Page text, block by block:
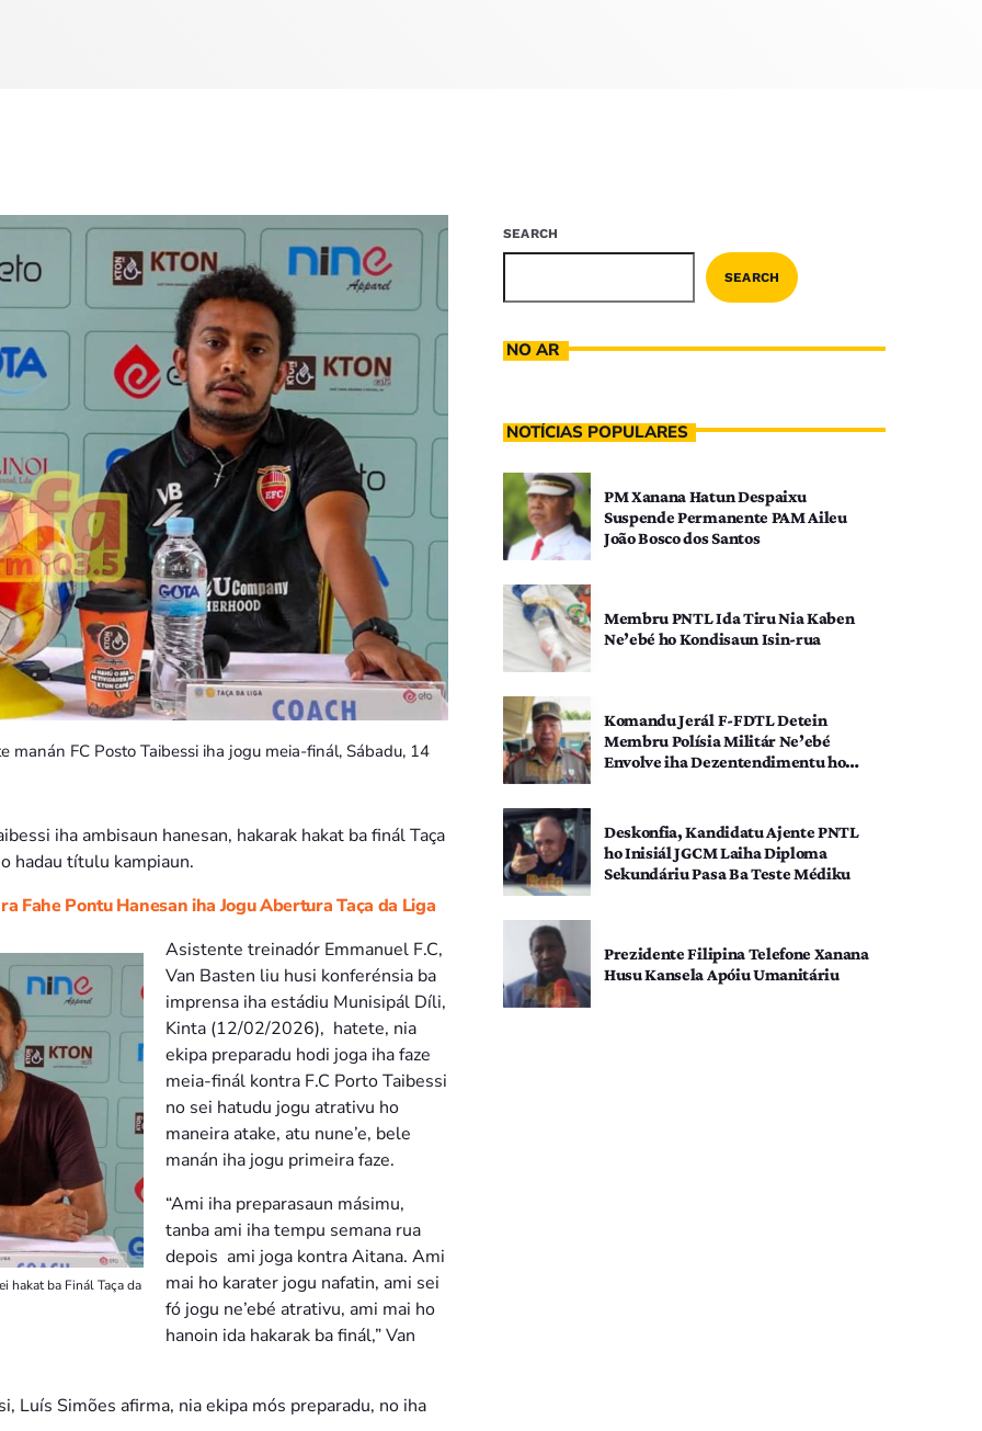
manán FC Posto Taibessi iha jogu meia-finál, Sábadu, 14
iha ambisaun hanesan, hakarak hakat ba finál Taça
hadau títulu kampiaun.
Fahe Pontu Hanesan iha Jogu Abertura Taҫa da Liga
hakat ba Finál Taça da
Asistente treinadór Emmanuel F.C,
Van Basten liu husi konferénsia ba
imprensa iha estádiu Munisipál Díli,
Kinta (12/02/2026), hatete, nia
ekipa preparadu hodi joga iha faze
meia-finál kontra F.C Porto Taibessi
no sei hatudu jogu atrativu ho
maneira atake, atu nune’e, bele
manán iha jogu primeira faze.
“Ami iha preparasaun másimu,
tanba ami iha tempu semana rua
depois ami joga kontra Aitana. Ami
mai ho karater jogu nafatin, ami sei
fó jogu ne’ebé atrativu, ami mai ho
hanoin ida hakarak ba finál,” Van
Luís Simões afirma, nia ekipa mós preparadu, no iha
SEARCH
SEARCH
NO AR
NOTÍCIAS POPULARES
PM Xanana Hatun Despaixu
Suspende Permanente PAM Aileu
João Bosco dos Santos
Membru PNTL Ida Tiru Nia Kaben
Ne’ebé ho Kondisaun Isin-rua
Komandu Jerál F-FDTL Detein
Membru Polísia Militár Ne’ebé
Envolve iha Dezentendimentu ho
Deskonfia, Kandidatu Ajente PNTL
ho Inisiál JGCM Laiha Diploma
Sekundáriu Pasa Ba Teste Médiku
Prezidente Filipina Telefone Xanana
Husu Kansela Apóiu Umanitáriu